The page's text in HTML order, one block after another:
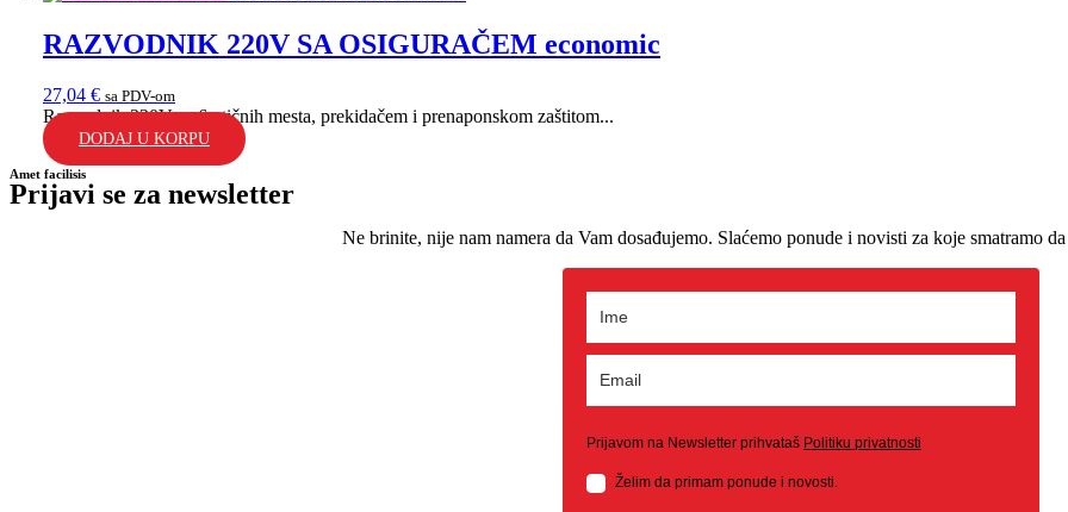
RAZVODNIK 220V SA OSIGURAČEM economic
27,04 € sa PDV-om
Razvodnik 220V sa 6 utičnih mesta, prekidačem i prenaponskom zaštitom...
DODAJ U KORPU
Amet facilisis
Prijavi se za newsletter
Ne brinite, nije nam namera da Vam dosađujemo. Slaćemo ponude i novisti za koje smatramo
Prijavom na Newsletter prihvataš Politiku privatnosti
Želim da primam ponude i novosti.